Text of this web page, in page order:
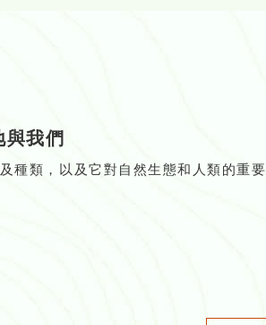
與我們
種類，以及它對自然生態和人類的重要